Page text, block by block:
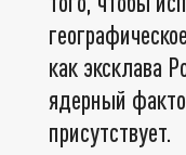
как эксклава
ядерный
присутствует.